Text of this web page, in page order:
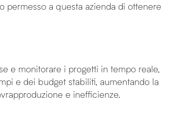
permesso a questa azienda di ottenere
e monitorare i progetti in tempo reale,
e dei budget stabiliti, aumentando la
e inefficienze.